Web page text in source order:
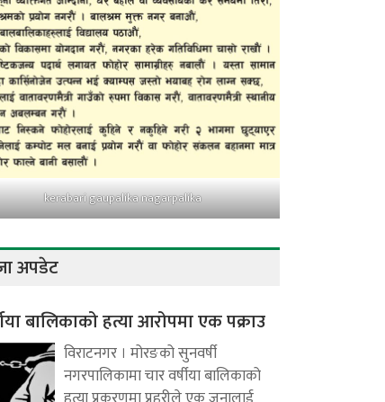
kerabari gaupalika nagarpalika
अपडेट
बालिकाको हत्या आरोपमा एक पक्राउ
विराटनगर । मोरङको सुनवर्षी
नगरपालिकामा चार वर्षीया बालिकाको